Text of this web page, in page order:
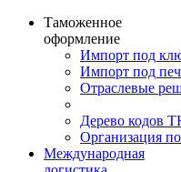
Таможенное
оформление
Импорт под
Импорт под
Отраслевые
Дерево кодов
Организация
Международная